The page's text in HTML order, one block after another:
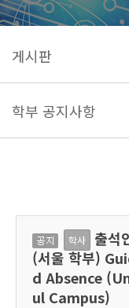
게시판
학부 공지사항
공
지
학사
출석
(서울 학부)
d Absence
ul Campus)